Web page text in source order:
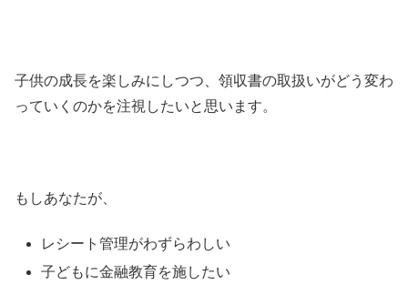
子供の成長を楽しみにしつつ、領収書の取扱いがどう変わ
っていくのかを注視したいと思います。
もしあなたが、
レシート管理がわずらわしい
子どもに金融教育を施したい